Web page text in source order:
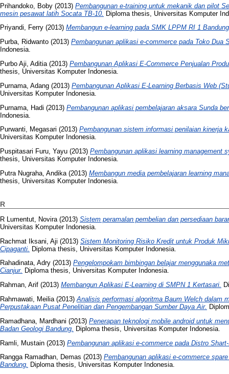
Prihandoko, Boby (2013) Pembangunan e-training untuk mekanik dan pilot
mesin pesawat latih Socata TB-10. Diploma thesis, Universitas Komputer
Priyandi, Ferry (2013) Membangun e-learning pada SMK LPPM RI 1
Purba, Ridwanto (2013) Pembangunan aplikasi e-commerce pada Toko Dua
Indonesia.
Purbo Aji, Aditia(2013) Pembangunan Aplikasi E-Commerce Penjualan
thesis, Universitas Komputer Indonesia.
Purnama, Adang (2013) Pembangunan Aplikasi E-Learning Berbasis Web
Universitas Komputer Indonesia.
Purnama, Hadi (2013) Pembangunan aplikasi pembelajaran aksara Sunda
Indonesia.
Purwanti, Megasari (2013) Pembangunan sistem informasi penilaian kinerja
Universitas Komputer Indonesia.
Puspitasari Furu, Yayu (2013) Pembangunan aplikasi learning management
thesis, Universitas Komputer Indonesia.
Putra Nugraha, Andika (2013) Membangun media pembelajaran learning
thesis, Universitas Komputer Indonesia.
R
R Lumentut, Novira (2013) Sistem peramalan pembelian dan persediaan
Universitas Komputer Indonesia.
Rachmat Iksani, Aji (2013) Sistem Monitoring Risiko Kredit untuk Produk
Cipaganti. Diploma thesis, Universitas Komputer Indonesia.
Rahadinata, Adry (2013) Pengelompokam bimbingan belajar menggunaka
Cianjur. Diploma thesis, Universitas Komputer Indonesia.
Rahman, Arif (2013) Membangun Aplikasi E-Learning di SMPN 1 Kertasari.
Rahmawati, Meilia (2013) Analisis performasi algoritma Baum Welch dalam
Perpustakaan Pusat Penelitian dan Pengembangan Sumber Daya Air.
Ramadhana, Mardhani (2013) Penerapan teknologi mobile android untuk
Badan Geologi Bandung.
Diploma thesis, Universitas Komputer Indonesia.
Ramli, Mustain (2013) Pembangunan aplikasi e-commerce pada Distro
Rangga Ramadhan, Demas (2013) Pembangunan aplikasi e-commerce
Bandung. Diploma thesis, Universitas Komputer Indonesia.